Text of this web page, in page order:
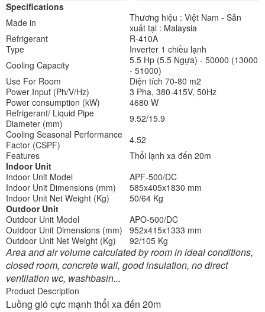
Specifications
Made in
Thương hiệu : Việt Nam - Sản
xuất tại : Malaysia
Refrigerant
R-410A
Type
Inverter 1 chiều lạnh
Cooling Capacity
5.5 Hp (5.5 Ngựa) - 50000 (13000
- 51000)
Use For Room
Diện tích 70-80 m2
Power Input (Ph/V/Hz)
3 Pha, 380-415V, 50Hz
Power consumption (kW)
4680 W
Refrigerant/ Liquid Pipe
Diameter (mm)
9.52/15.9
Cooling Seasonal Performance
Factor (CSPF)
4.52
Features
Thổi lạnh xa đến 20m
Indoor Unit
Indoor Unit Model
APF-500/DC
Indoor Unit Dimensions (mm)
585x405x1830 mm
Indoor Unit Net Weight (Kg)
50/64 Kg
Outdoor Unit
Outdoor Unit Model
APO-500/DC
Outdoor Unit Dimensions (mm)
952x415x1333 mm
Outdoor Unit Net Weight (Kg)
92/105 Kg
Area and air volume calculated by room in ideal conditions,
closed room, concrete wall, good insulation, no direct
ventilation wc, washbasin...
Product Description
Luồng gió cực mạnh thổi xa đến 20m